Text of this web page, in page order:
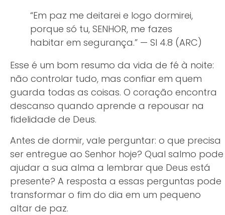
“Em paz me deitarei e logo dormirei,
porque só tu, SENHOR, me fazes
habitar em segurança.” — Sl 4.8 (ARC)
Esse é um bom resumo da vida de fé à noite:
não controlar tudo, mas confiar em quem
guarda todas as coisas. O coração encontra
descanso quando aprende a repousar na
fidelidade de Deus.
Antes de dormir, vale perguntar: o que precisa
ser entregue ao Senhor hoje? Qual salmo pode
ajudar a sua alma a lembrar que Deus está
presente? A resposta a essas perguntas pode
transformar o fim do dia em um pequeno
altar de paz.